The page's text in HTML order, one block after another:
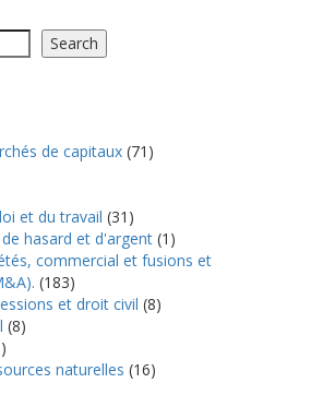
Search
de capitaux (71)
et du travail (31)
hasard et d'argent (1)
commercial et fusions et
(183)
et droit civil (8)
(8)
naturelles (16)